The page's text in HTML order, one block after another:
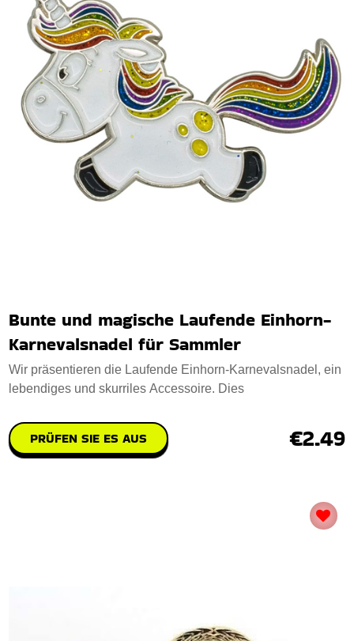
Bunte und magische Laufende Einhorn-
Karnevalsnadel für Sammler
Wir präsentieren die Laufende Einhorn-Karnevalsnadel, ein
lebendiges und skurriles Accessoire. Dies
PRÜFEN SIE ES AUS €2.49